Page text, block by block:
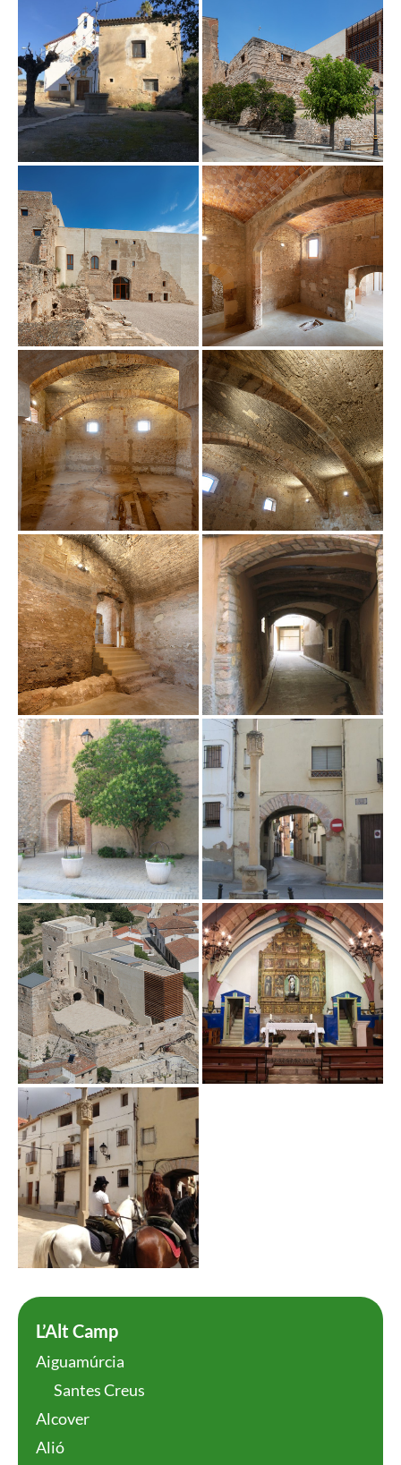
L’Alt Camp
Aiguamúrcia
Santes Creus
Alcover
Alió